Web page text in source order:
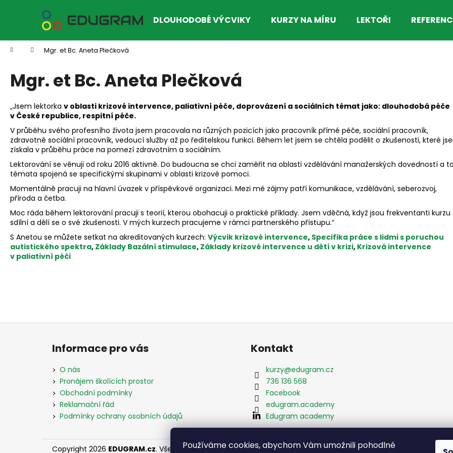
Používáme cookies, abychom Vám umožnili pohodlné
DLOUHODOBÉ VÝCVIKY KURZY NA MÍRU LEKTOŘI
Domů Mgr. et Bc. Aneta Plečková
Mgr. et Bc. Aneta Plečková
„Jsem lektorka v oblasti krizové intervence, paliativní péče, doprovázení a sociálních témat jako: dlouhodobá péče
v České republice, respitní péče.
V průběhu svého profesního života jsem pracovala na různých pozicích jako pracovník přímé péče, sociální pracovník,
zdravotně sociální pracovník, vedoucí služby až po ředitelskou funkci. Během let jsem se chtěla podělit o zkušenosti, které
získala v průběhu práce na pomezí zdravotním a sociálním.
Lektorování se věnuji od roku 2016 aktivně. Do budoucna se chci zaměřit na oblasti vzdělávání manažerských dovedností a
témata spojená se specifickými skupinami v oblasti krizové pomoci.
Momentálně pracuji na hlavní úvazek v příspěvkové organizaci. Mezi mé zájmy patří komunikace, vzdělávání, seberozvoj,
příroda a četba.
Moc ráda během lektorování pracuji s teorií, kterou obohacuji o praktické příklady. Jsem vděčná, když jsou frekventanti kurzu
sdílní a dělí se o své zkušenosti. V mých kurzech pracujeme v rámci partnerského přístupu.“
S Anetou se můžete setkat na akreditovaných kurzech: Výcvik krizové intervence, Specifika práce s lidmi s poruchou
autistického spektra, Základy Bazální stimulace, Základy krizové intervence u dětí v krizi, Krizová intervence
v paliativní péči
í
Zpět
do
obchodu
Zpět
do
obchodu
Informace pro vás
O nás
Pronájem školících prostor
Obchodní podmínky
Reklamační řád
Podmínky ochrany osobních údajů
Kontakt
kurzy@edugram.cz
736 136 568
Facebook
edugram.academy
Edugram academy
Copyright 2026 EDUGRAM.cz. Všechna práva vyhrazena.